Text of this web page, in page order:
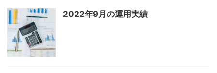
2022年9月の運用実績